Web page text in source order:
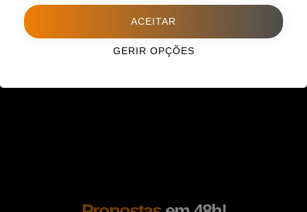
1588, 2º, sala 304
225 432 051
ACEITAR
GERIR OPÇÕES